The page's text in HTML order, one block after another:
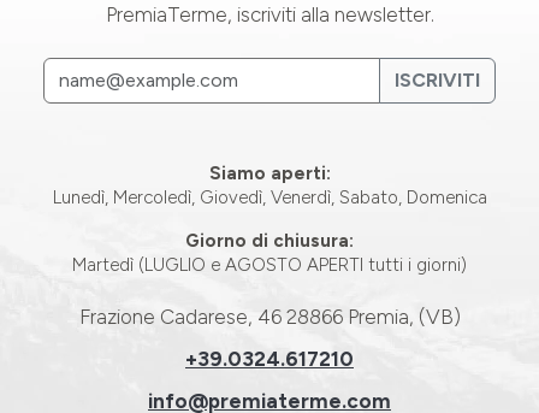
PremiaTerme, iscriviti alla newsletter.
ISCRIVITI
Siamo aperti:
Lunedì, Mercoledì, Giovedì, Venerdì, Sabato, Domenica
Giorno di chiusura:
Martedì (LUGLIO e AGOSTO APERTI tutti i giorni)
Frazione Cadarese, 46 28866 Premia, (VB)
+39.0324.617210
info@premiaterme.com